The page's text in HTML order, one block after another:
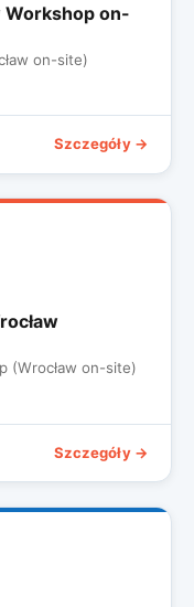
Workshop on-
on-site)
Szczegóły →
(Wrocław on-site)
Szczegóły →